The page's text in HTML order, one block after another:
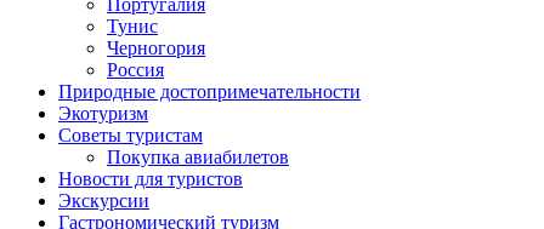
Тунис
Черногория
Россия
Природные достопримечательности
Экотуризм
Советы туристам
Покупка авиабилетов
Новости для туристов
Экскурсии
Гастрономический туризм